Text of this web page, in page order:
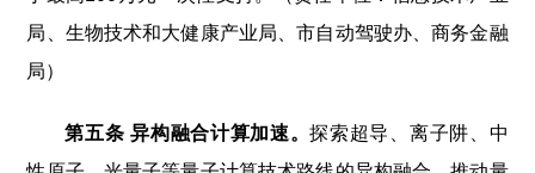
局、生物技术和大健康产业局、市自动驾驶办、商务金融
局）
第五条 异构融合计算加速。探索超导、离子阱、中